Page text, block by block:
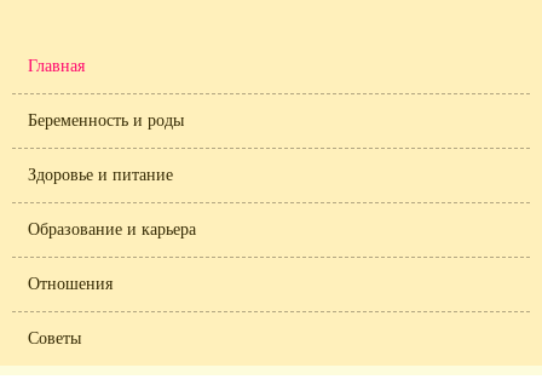
Главная
Беременность и роды
Здоровье и питание
Образование и карьера
Отношения
Советы